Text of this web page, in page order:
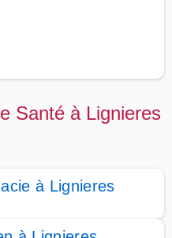
Santé à Lignieres
à Lignieres